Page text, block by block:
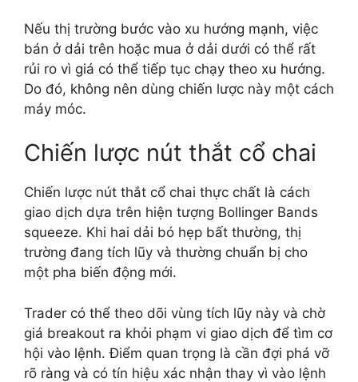
Nếu thị trường bước vào xu hướng mạnh, việc
bán ở dải trên hoặc mua ở dải dưới có thể rất
rủi ro vì giá có thể tiếp tục chạy theo xu hướng.
Do đó, không nên dùng chiến lược này một cách
máy móc.
Chiến lược nút thắt cổ chai
Chiến lược nút thắt cổ chai thực chất là cách
giao dịch dựa trên hiện tượng Bollinger Bands
squeeze. Khi hai dải bó hẹp bất thường, thị
trường đang tích lũy và thường chuẩn bị cho
một pha biến động mới.
Trader có thể theo dõi vùng tích lũy này và chờ
giá breakout ra khỏi phạm vi giao dịch để tìm cơ
hội vào lệnh. Điểm quan trọng là cần đợi phá vỡ
rõ ràng và có tín hiệu xác nhận thay vì vào lệnh